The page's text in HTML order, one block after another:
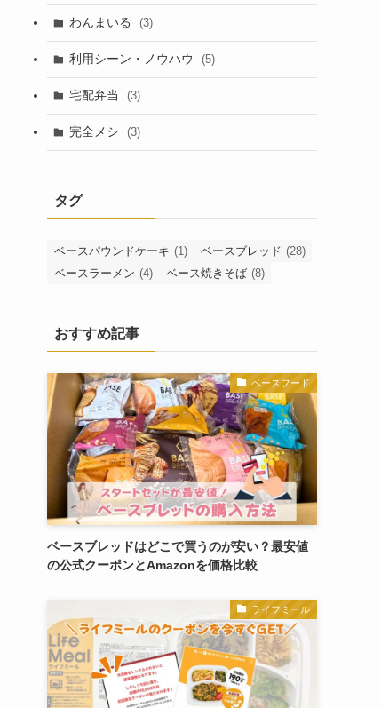
わんまいる (3)
利用シーン・ノウハウ (5)
宅配弁当 (3)
完全メシ (3)
タグ
ベースパウンドケーキ (1) ベースブレッド (28)
ベースラーメン (4) ベース焼きそば (8)
おすすめ記事
ベースフード
ベースブレッドはどこで買うのが安い？最安値
の公式クーポンとAmazonを価格比較
ライフミール